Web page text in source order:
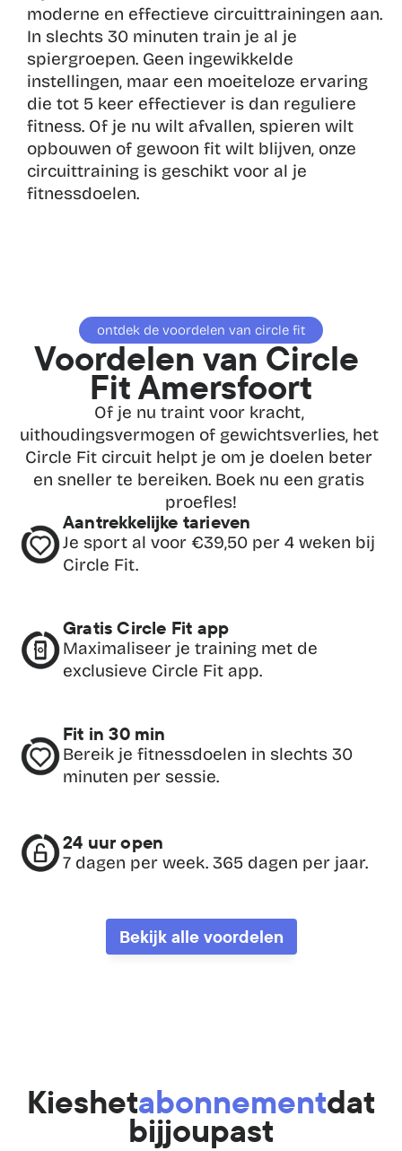
moderne en effectieve circuittrainingen aan.
In slechts 30 minuten train je al je
spiergroepen. Geen ingewikkelde
instellingen, maar een moeiteloze ervaring
die tot 5 keer effectiever is dan reguliere
fitness. Of je nu wilt afvallen, spieren wilt
opbouwen of gewoon fit wilt blijven, onze
circuittraining is geschikt voor al je
fitnessdoelen.
ontdek de voordelen van circle fit
Voordelen van Circle
Fit Amersfoort
Of je nu traint voor kracht,
uithoudingsvermogen of gewichtsverlies, het
Circle Fit circuit helpt je om je doelen beter
en sneller te bereiken. Boek nu een gratis
proefles!
Aantrekkelijke tarieven
Je sport al voor €39,50 per 4 weken bij
Circle Fit.
Gratis Circle Fit app
Maximaliseer je training met de
exclusieve Circle Fit app.
Fit in 30 min
Bereik je fitnessdoelen in slechts 30
minuten per sessie.
24 uur open
7 dagen per week. 365 dagen per jaar.
Bekijk alle voordelen
Kieshetabonnementdat
bijjoupast